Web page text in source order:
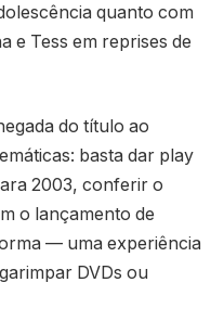
quanto com
e Tess em reprises de
do título ao
basta dar play
2003, conferir o
o lançamento de
— uma experiência
DVDs ou